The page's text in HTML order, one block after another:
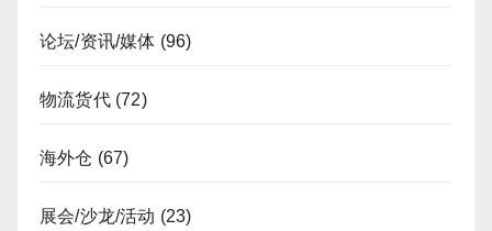
论坛/资讯/媒体 (96)
物流货代(72)
海外仓 (67)
展会/沙龙/活动 (23)